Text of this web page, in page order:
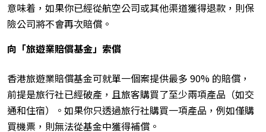
意味着，如果你已經從航空公司或其他渠道獲得退款，則保
險公司將不會再次賠償。
向「旅遊業賠償基金」索償
香港旅遊業賠償基金可就單一個案提供最多 90% 的賠償，
前提是旅行社已經破產，且旅客購買了至少兩項產品（如交
通和住宿）。如果你只透過旅行社購買一項產品，例如僅購
買機票，則無法從基金中獲得補償。